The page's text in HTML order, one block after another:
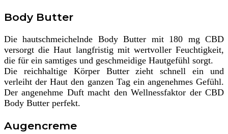
Body Butter
Die hautschmeichelnde Body Butter mit 180 mg CBD
versorgt die Haut langfristig mit wertvoller Feuchtigkeit,
die für ein samtiges und geschmeidige Hautgefühl sorgt.
Die reichhaltige Körper Butter zieht schnell ein und
verleiht der Haut den ganzen Tag ein angenehmes Gefühl.
Der angenehme Duft macht den Wellnessfaktor der CBD
Body Butter perfekt.
Augencreme